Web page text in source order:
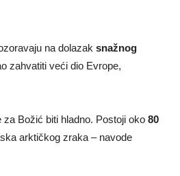
na dolazak snažnog
zahvatiti veći dio Evrope,
Božić biti hladno. Postoji oko 80
arktičkog zraka – navode